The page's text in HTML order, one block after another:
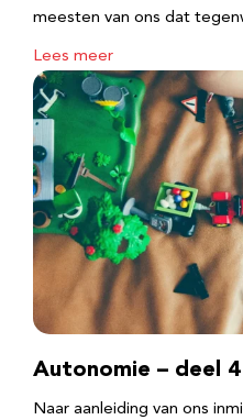
meesten van ons dat
Lees meer
Autonomie – deel 4
Naar aanleiding van ons